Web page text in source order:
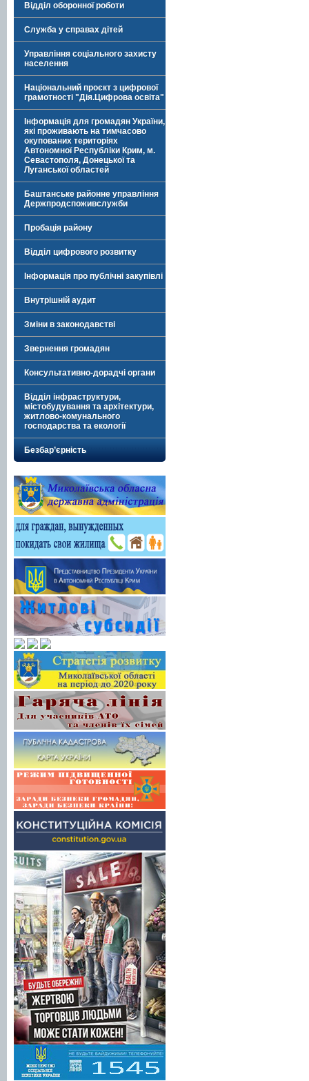
Відділ оборонної роботи
Служба у справах дітей
Управління соціального захисту
населення
Національний проєкт з цифрової
грамотності "Дія.Цифрова освіта"
Інформація для громадян України,
які проживають на тимчасово
окупованих територіях
Автономної Республіки Крим, м.
Севастополя, Донецької та
Луганської областей
Баштанське районне управління
Держпродспоживслужби
Пробація району
Відділ цифрового розвитку
Інформація про публічні закупівлі
Внутрішній аудит
Зміни в законодавстві
Звернення громадян
Консультативно-дорадчі органи
Відділ інфраструктури,
містобудування та архітектури,
житлово-комунального
господарства та екології
Безбар’єрність